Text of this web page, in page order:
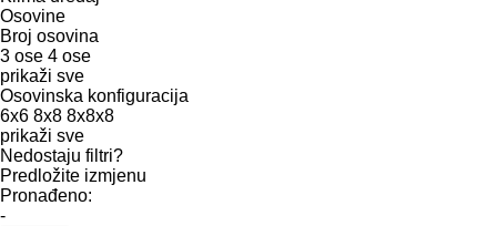
Osovine
Broj osovina
3 ose 4 ose
prikaži sve
Osovinska konfiguracija
6x6 8x8 8x8x8
prikaži sve
Nedostaju filtri?
Predložite izmjenu
Pronađeno:
-